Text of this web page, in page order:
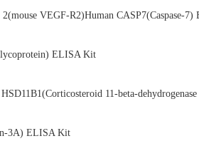
VEGF-R2)Human CASP7(Caspase-
ELISA Kit
11-beta-
3A) ELISA Kit